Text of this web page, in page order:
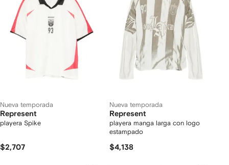
Nueva temporada
Represent
playera Spike
$2,707
Nueva temporada
Represent
playera manga larga con logo
estampado
$4,138